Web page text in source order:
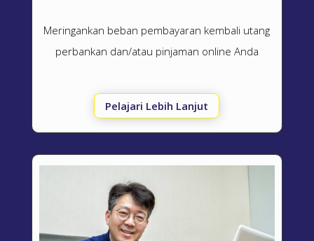
Meringankan beban pembayaran kembali utang
perbankan dan/atau pinjaman online Anda
Pelajari Lebih Lanjut